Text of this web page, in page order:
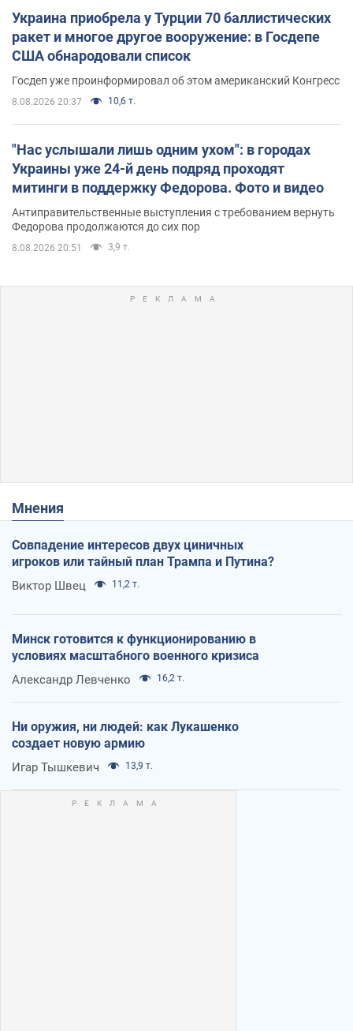
Украина приобрела у Турции 70 баллистических
ракет и многое другое вооружение: в Госдепе
США обнародовали список
Госдеп уже проинформировал об этом американский Конгресс
8.08.2026 20:37 10,6 т.
"Нас услышали лишь одним ухом": в городах
Украины уже 24-й день подряд проходят
митинги в поддержку Федорова. Фото и видео
Антиправительственные выступления с требованием вернуть
Федорова продолжаются до сих пор
8.08.2026 20:51 3,9 т.
Мнения
Совпадение интересов двух циничных
игроков или тайный план Трампа и Путина?
Виктор Швец 11,2 т.
Минск готовится к функционированию в
условиях масштабного военного кризиса
Александр Левченко 16,2 т.
Ни оружия, ни людей: как Лукашенко
создает новую армию
Игар Тышкевич 13,9 т.